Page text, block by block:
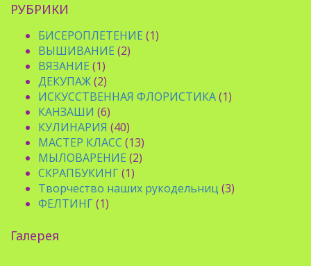
РУБРИКИ
БИСЕРОПЛЕТЕНИЕ (1)
ВЫШИВАНИЕ (2)
ВЯЗАНИЕ (1)
ДЕКУПАЖ(2)
ИСКУССТВЕННАЯ ФЛОРИСТИКА(1)
КАНЗАШИ (6)
КУЛИНАРИЯ (40)
МАСТЕР КЛАСС (13)
МЫЛОВАРЕНИЕ (2)
СКРАПБУКИНГ(1)
Творчество наших рукодельниц (3)
ФЕЛТИНГ(1)
Галерея